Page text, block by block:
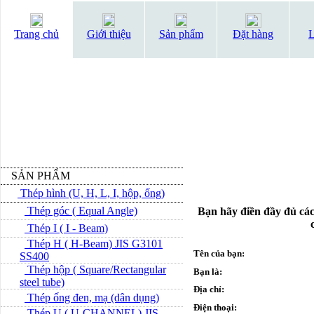
Trang chủ Giới thiệu Sản phẩm Đặt hàng
SẢN PHẨM
Thép hình (U, H, L, I, hộp, ống)
Thép góc ( Equal Angle)
Thép I ( I - Beam)
Thép H ( H-Beam) JIS G3101
SS400
Thép hộp ( Square/Rectangular
steel tube)
Thép ống đen, mạ (dân dụng)
Bạn hãy điền đầy đủ
Tên của bạn:
Bạn là:
Địa chỉ:
Điện thoại: